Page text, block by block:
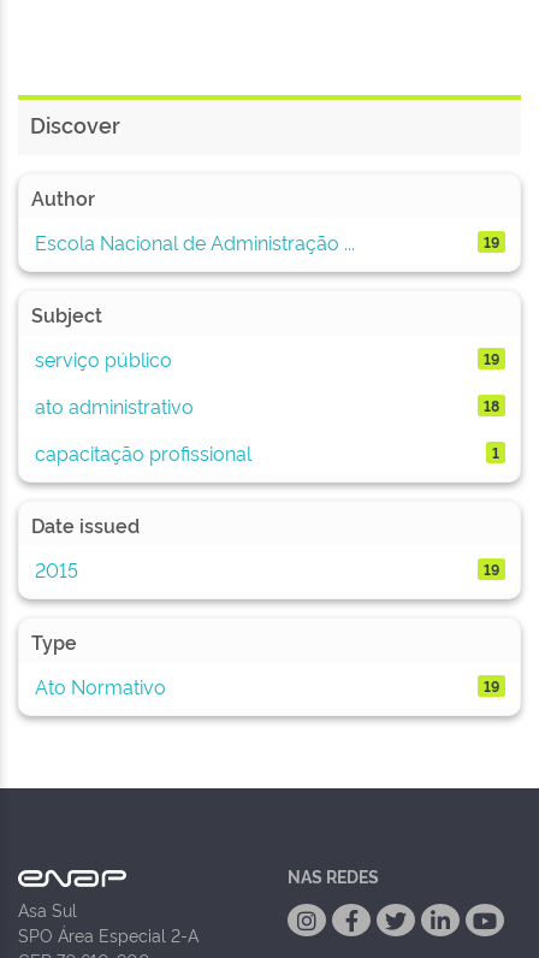
Discover
Author
Escola Nacional de Administração ...
19
Subject
serviço público
19
ato administrativo 18
capacitação profissional 1
Date issued
2015
19
Type
Ato Normativo
19
Asa Sul
SPO Área Especial 2-A
NAS REDES